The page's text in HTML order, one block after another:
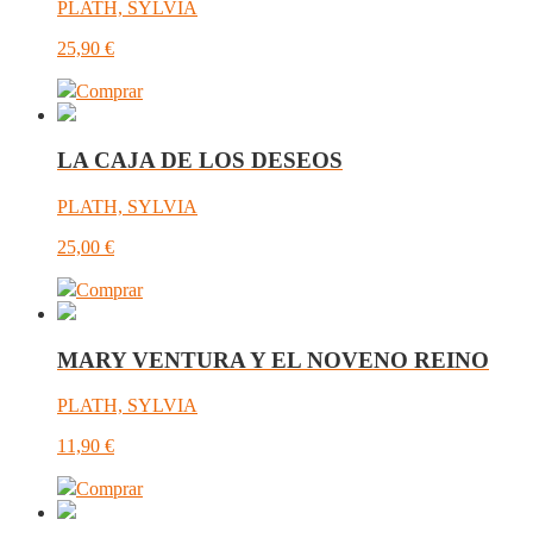
PLATH, SYLVIA
25,90 €
Comprar
LA CAJA DE LOS DESEOS
PLATH, SYLVIA
25,00 €
Comprar
MARY VENTURA Y EL NOVENO REINO
PLATH, SYLVIA
11,90 €
Comprar